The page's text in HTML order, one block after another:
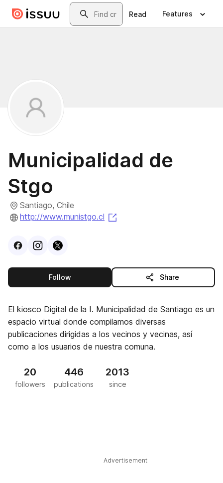
Skip to main contentSearch
Read Features
Municipalidad de
Stgo
Santiago, Chile
http://www.munistgo.cl
VisitFacebook
VisitInstagram
Visit
Followthis publisher Share
El kiosco Digital de la I. Municipalidad de Santiago es un
espacio virtual donde compilamos diversas
publicaciones dirigidas a los vecinos y vecinas, así
como a los usuarios de nuestra comuna.
20
followers
446
publications
2013
since
Advertisement